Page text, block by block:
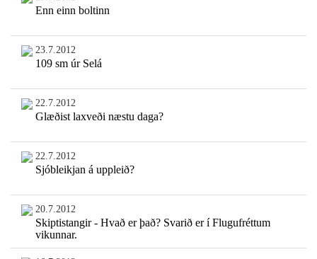
Enn einn boltinn
23.7.2012
109 sm úr Selá
22.7.2012
Glæðist laxveði næstu daga?
22.7.2012
Sjóbleikjan á uppleið?
20.7.2012
Skiptistangir - Hvað er það? Svarið er í Flugufréttum
vikunnar.